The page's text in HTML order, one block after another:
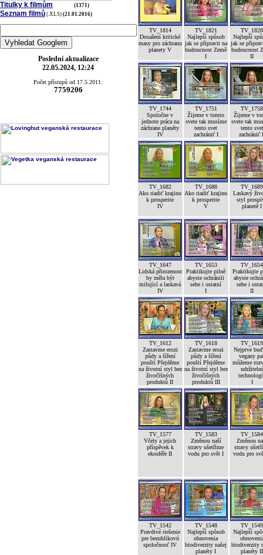
Titulky k filmům (1371)
Seznam filmů (.XLS) (21.01.2016)
Poslední aktualizace
22.05.2024, 12:24
Počet přístupů od 17.5.2011:
7759206
TV_1814
Dosažení kritické
masy pro záchranu
planety V
TV_1821
Najlepší spůsob
jak se připravit na
budoucnost Země
I
TV_1828
Najlepší
jak se
budoucnost
II
TV_1744
Spoločne v
jednote práca na
záchrane planéty
IV
TV_1751
Žijeme v tomto
svete tak musíme
tento svet
zachrániť I
TV_1758
Žijeme v
svete tak
tento svet
zachrániť
TV_1682
Ako riadiť krajinu
k prosperite
IV
TV_1688
Ako riadiť krajinu
k prosperite
V
TV_1689
Laskavý
styl
planetě I
TV_1647
Lidská přirozenost
by měla být
milující a laskavá
IV
TV_1653
Praktikujte pilně
abyste ochránili
sebe i ostatní
I
TV_1654
Praktikujte
abyste
sebe i
II
TV_1612
Zastavme erozi
půdy a šíření
pouští Přejděme
na životní styl bez
živočišných
produktů II
TV_1618
Zastavme erozi
půdy a šíření
pouští Přejděme
na životní styl bez
živočišných
produktů III
TV_1619
Nejprve
vegany
můžeme
udržitelné
I
TV_1577
Včely a jejich
příspěvek k
ekosféře II
TV_1583
Změnou naší
stravy ušetříme
vodu pro svět I
TV_1584
Změnou
stravy
vodu pro
TV_1542
Pravdivé riešenie
pre bezuhlíkovú
spoločnosť IV
TV_1548
Najlepší spôsob
obnovenia
biodiverzity našej
planéty I
TV_1549
Najlepší
biodiverzity
planéty II